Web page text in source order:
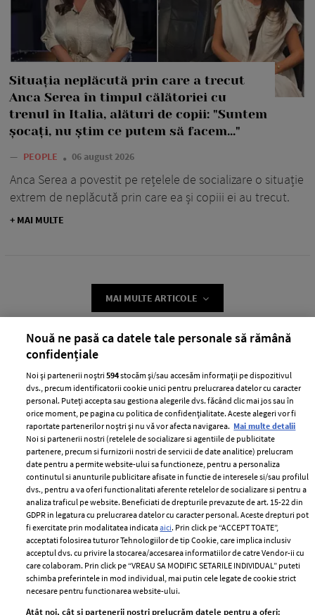
Situația neplăcută prin care a trecut
Anca Serea în timpul călătoriei cu
trenul în Italia, alături de copii: "Suntem
șocați, nu știm ce putem să facem..."
— PEOPLE 06 august 2026
Anca Serea a povestit pe rețelele de socializare o situație
extrem de neplăcută prin care ea și copiii ei au trecut.
+ MAI MULTE
MAI MULTE ARTICOLE
ABONEAZĂ-TE LA NEWSLETTER
Urmareste-ne pe:
Cele mai citite
BEAUTY BEAUTY TIPS
Nouă ne pasă ca datele tale personale să rămână
confidențiale
Noi și partenerii noștri594stocăm și/sau accesăm informații pe dispozitivul
dvs., precum identificatorii cookie unici pentru prelucrarea datelor cu caracter
personal. Puteți accepta sau gestiona alegerile dvs. făcând clic mai jos sau în
orice moment, pe pagina cu politica de confidențialitate. Aceste alegeri vor fi
raportate partenerilor noștri și nu vă vor afecta navigarea. Mai multe detalii
Noi si partenerii nostri (retelele de socializare si agentiile de publicitate
partenere, precum si furnizorii nostri de servicii de date analitice) prelucram
date pentru a permite website-ului sa functioneze, pentru a personaliza
continutul si anunturile publicitare afisate in functie de interesele si/sau profilul
dvs., pentru a va oferi functionalitati aferente retelelor de socializare si pentru a
analiza traficul pe website. Beneficiati de drepturile prevazute de art. 15-22 din
GDPR in legatura cu prelucrarea datelor cu caracter personal. Aceste drepturi pot
fi exercitate prin modalitatea indicataaici. Prin click pe “ACCEPT TOATE”,
acceptati folosirea tuturor Tehnologiilor de tip Cookie, care implica inclusiv
acceptul dvs. cu privire la stocarea/accesarea informatiilor de catre Vendor-ii cu
care colaboram. Prin click pe “VREAU SA MODIFIC SETARILE INDIVIDUAL” puteti
schimba preferintele in mod individual, mai putin cele legate de cookie strict
necesare pentru functionarea website-ului.
Atât noi, cât și partenerii noștri prelucrăm datele pentru a oferi: